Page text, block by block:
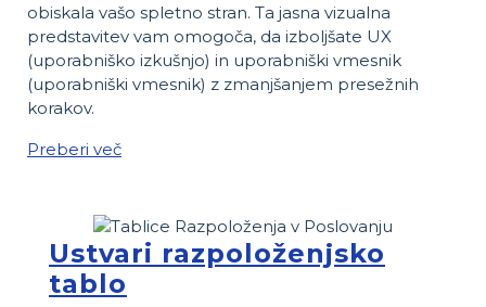
obiskala vašo spletno stran. Ta jasna vizualna
predstavitev vam omogoča, da izboljšate UX
(uporabniško izkušnjo) in uporabniški vmesnik
(uporabniški vmesnik) z zmanjšanjem presežnih
korakov.
Preberi več
Ustvari razpoloženjsko
tablo